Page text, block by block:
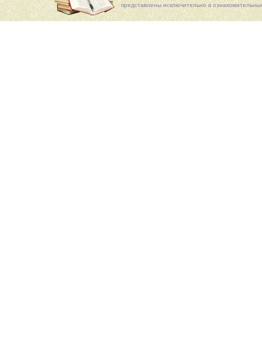
представлены исключительно в